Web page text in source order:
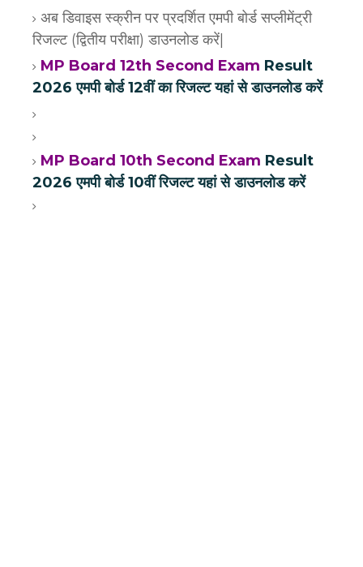
अब डिवाइस स्क्रीन पर प्रदर्शित एमपी बोर्ड सप्लीमेंट्री
रिजल्ट (द्वितीय परीक्षा) डाउनलोड करें|
MP Board 12th Second Exam Result
2026 एमपी बोर्ड 12वीं का रिजल्ट यहां से डाउनलोड करें
MP Board 10th Second Exam Result
2026 एमपी बोर्ड 10वीं रिजल्ट यहां से डाउनलोड करें